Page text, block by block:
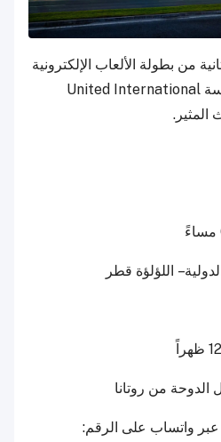
من بطولة الألعاب الإلكترونية
للمدارس الخاصة في مدرسة United International
– اللؤلؤة قطر
الدوحة من روتانا
عبر واتساب على الرقم: